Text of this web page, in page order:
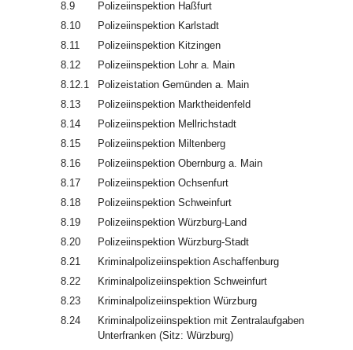
8.9
Polizeiinspektion Haßfurt
8.10
Polizeiinspektion Karlstadt
8.11
Polizeiinspektion Kitzingen
8.12
Polizeiinspektion Lohr a. Main
8.12.1
Polizeistation Gemünden a. Main
8.13
Polizeiinspektion Marktheidenfeld
8.14
Polizeiinspektion Mellrichstadt
8.15
Polizeiinspektion Miltenberg
8.16
Polizeiinspektion Obernburg a. Main
8.17
Polizeiinspektion Ochsenfurt
8.18
Polizeiinspektion Schweinfurt
8.19
Polizeiinspektion Würzburg-Land
8.20
Polizeiinspektion Würzburg-Stadt
8.21
Kriminalpolizeiinspektion Aschaffenburg
8.22
Kriminalpolizeiinspektion Schweinfurt
8.23
Kriminalpolizeiinspektion Würzburg
8.24
Kriminalpolizeiinspektion mit Zentralaufgaben
Unterfranken (Sitz: Würzburg)